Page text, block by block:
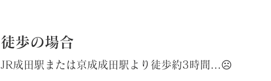
徒歩の場合
JR成田駅または京成成田駅より徒歩約3時間…☹